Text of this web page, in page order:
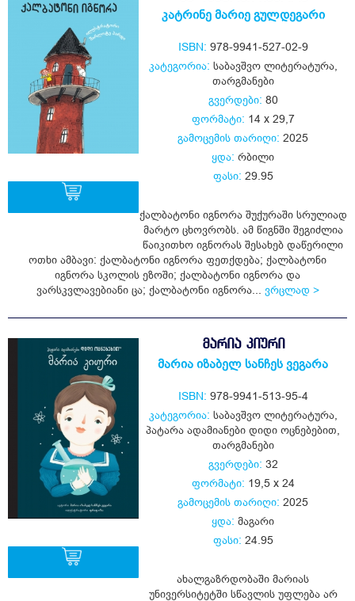
კატრინე მარიე გულდეგარი
ISBN: 978-9941-527-02-9
კატეგორია: საბავშვო ლიტერატურა,
თარგმანები
გვერდები: 80
ფორმატი: 14 x 29,7
გამოცემის თარიღი: 2025
ყდა: რბილი
ფასი: 29.95
ქალბატონი იგნორა შუქურაში სრულიად
მარტო ცხოვრობს. ამ წიგნში შეგიძლია
წაიკითხო იგნორას შესახებ დაწერილი
ოთხი ამბავი: ქალბატონი იგნორა ფეთქდება; ქალბატონი
იგნორა სკოლის ეზოში; ქალბატონი იგნორა და
ვარსკვლავებიანი ცა; ქალბატონი იგნორა... ვრცლად >
ᲛᲐᲠᲘᲐ ᲙᲘᲣᲠᲘ
მარია იზაბელ სანჩეს ვეგარა
ISBN: 978-9941-513-95-4
კატეგორია: საბავშვო ლიტერატურა,
პატარა ადამიანები დიდი ოცნებებით
თარგმანები
გვერდები: 32
ფორმატი: 19,5 x 24
გამოცემის თარიღი: 2025
ყდა: მაგარი
ფასი: 24.95
ახალგაზრდობაში მარიას
უნივერსიტეტში სწავლის უფლება არ